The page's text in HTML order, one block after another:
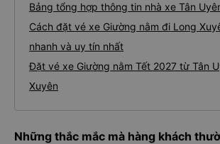
Bảng tổng hợp thông tin nhà xe Tân
Cách đặt vé xe Giường nằm đi Long
nhanh và uy tín nhất
Đặt vé xe Giường nằm Tết 2027 từ Tân
Xuyên
Những thắc mắc mà hàng khách